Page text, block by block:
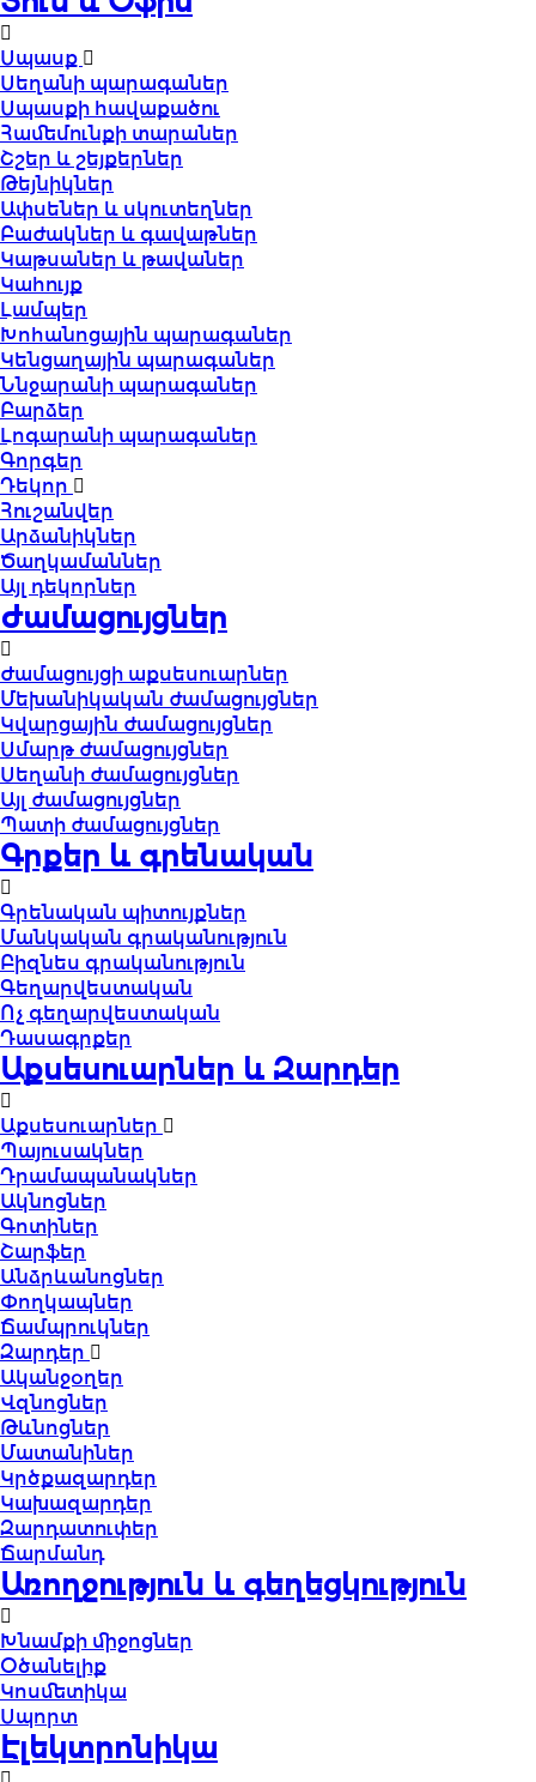
Սպասք
Սեղանի պարագաներ
Սպասքի հավաքածու
Համեմունքի տարաներ
Շշեր և շեյքերներ
Թեյնիկներ
Ափսեներ և սկուտեղներ
Բաժակներ և գավաթներ
Կաթսաներ և թավաներ
Կահույք
Լամպեր
Խոհանոցային պարագաներ
Կենցաղային պարագաներ
Ննջարանի պարագաներ
Բարձեր
Լոգարանի պարագաներ
Գորգեր
Դեկոր
Հուշանվեր
Արձանիկներ
Ծաղկամաններ
Այլ դեկորներ
Ժամացույցներ
Ժամացույցի աքսեսուարներ
Մեխանիկական ժամացույցներ
Կվարցային ժամացույցներ
Սմարթ ժամացույցներ
Սեղանի ժամացույցներ
Այլ ժամացույցներ
Պատի ժամացույցներ
Գրքեր և գրենական
Գրենական պիտույքներ
Մանկական գրականություն
Բիզնես գրականություն
Գեղարվեստական
Ոչ գեղարվեստական
Դասագրքեր
Աքսեսուարներ և Զարդեր
Աքսեսուարներ
Պայուսակներ
Դրամապանակներ
Ակնոցներ
Գոտիներ
Շարֆեր
Անձրևանոցներ
Փողկապներ
Ճամպրուկներ
Զարդեր
Ականջօղեր
Վզնոցներ
Թևնոցներ
Մատանիներ
Կրծքազարդեր
Կախազարդեր
Զարդատուփեր
Ճարմանդ
Առողջություն և գեղեցկություն
Խնամքի միջոցներ
Օծանելիք
Կոսմետիկա
Սպորտ
Էլեկտրոնիկա